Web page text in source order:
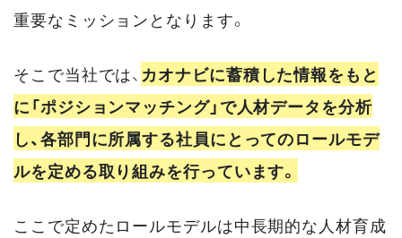
重要なミッションとなります。
そこで当社では、 カオナビに蓄積した情報をもと
に「ポジションマッチング」で人材データを分析
し、各部門に所属する社員にとってのロールモデ
ルを定める取り組みを行っています。
ここで定めたロールモデルは中長期的な人材育成